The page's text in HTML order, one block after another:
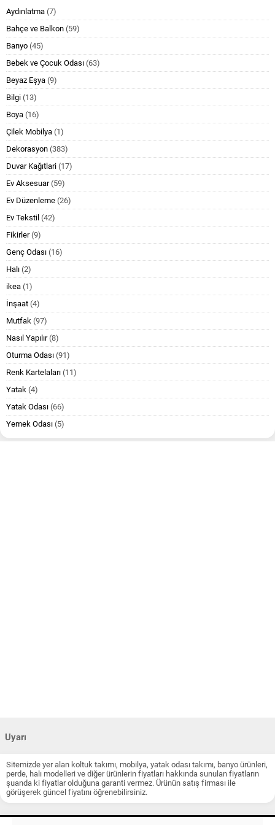
Aydınlatma (7)
Bahçe ve Balkon (59)
Banyo (45)
Bebek ve Çocuk Odası (63)
Beyaz Eşya (9)
Bilgi (13)
Boya (16)
Çilek Mobilya (1)
Dekorasyon (383)
Duvar Kağıtlari (17)
Ev Aksesuar(59)
Ev Düzenleme (26)
Ev Tekstil (42)
Fikirler(9)
Genç Odası (16)
Halı (2)
ikea (1)
İnşaat (4)
Mutfak (97)
Nasıl Yapılır(8)
Oturma Odası (91)
Renk Kartelaları (11)
Yatak (4)
Yatak Odası (66)
Yemek Odası (5)
Uyarı
Sitemizde yer alan koltuk takımı, mobilya, yatak odası takımı, banyo ürünleri,
perde, halı modelleri ve diğer ürünlerin fiyatları hakkında sunulan fiyatların
şuanda ki fiyatlar olduğuna garanti vermez. Ürünün satış firması ile
görüşerek güncel fiyatını öğrenebilirsiniz.